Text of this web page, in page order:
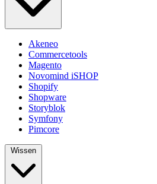
Akeneo
Commercetools
Magento
Novomind iSHOP
Shopify
Shopware
Storyblok
Symfony
Pimcore
Wissen